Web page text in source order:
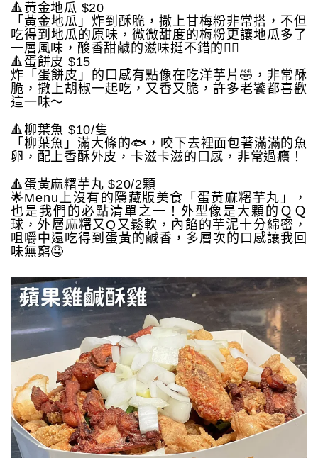
🔺黃金地瓜 $20
「黃金地瓜」炸到酥脆，撒上甘梅粉非常搭，不但
吃得到地瓜的原味，微微甜度的梅粉更讓地瓜多了
一層風味，酸香甜鹹的滋味挺不錯的👌🏻
🔺蛋餅皮 $15
炸「蛋餅皮」的口感有點像在吃洋芋片🤣，非常酥
脆，撒上胡椒一起吃，又香又脆，許多老饕都喜歡
這一味～
🔺柳葉魚 $10/隻
「柳葉魚」滿大條的🐟，咬下去裡面包著滿滿的魚
卵，配上香酥外皮，卡滋卡滋的口感，非常過癮！
🔺蛋黃麻糬芋丸 $20/2顆
🌟Menu上沒有的隱藏版美食「蛋黃麻糬芋丸」，
也是我們的必點清單之一！外型像是大顆的ＱＱ
球，外層麻糬又Q又鬆軟，內餡的芋泥十分綿密，
咀嚼中還吃得到蛋黃的鹹香，多層次的口感讓我回
味無窮🤤